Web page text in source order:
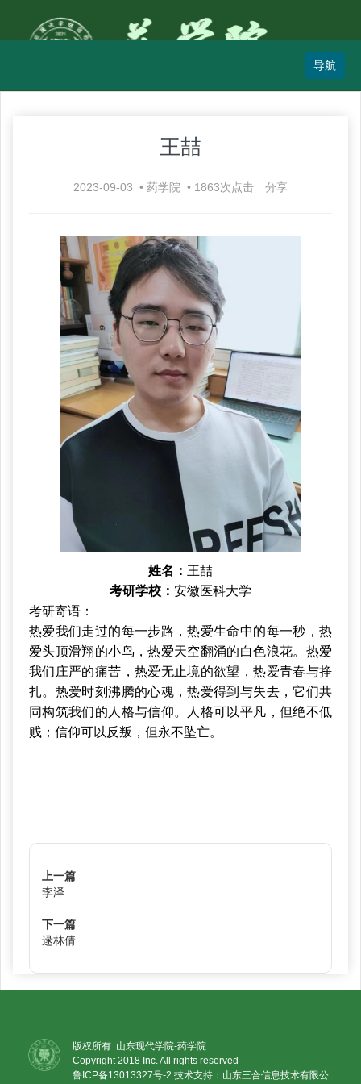
王喆
2023-09-03 • 药学院 • 1863次点击 分享
姓名： 王喆
考研学校： 安徽医科大学
考研寄语：
热爱我们走过的每一步路，热爱生命中的每一秒，热
爱头顶滑翔的小鸟，热爱天空翻涌的白色浪花。热爱
我们庄严的痛苦，热爱无止境的欲望，热爱青春与挣
扎。热爱时刻沸腾的心魂，热爱得到与失去，它们共
同构筑我们的人格与信仰。人格可以平凡，但绝不低
贱；信仰可以反叛，但永不坠亡。
上一篇
李泽
下一篇
逯林倩
版权所有: 山东现代学院-药学院
Copyright 2018 Inc. All rights reserved
鲁ICP备13013327号-2 技术支持：山东三合信息技术有限公